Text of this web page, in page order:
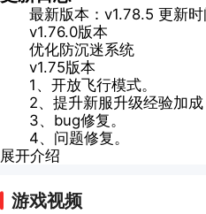
最新版本：v1.78.5 更新
v1.76.0版本
优化防沉迷系统
v1.75版本
1、开放飞行模式。
2、提升新服升级经验加成
3、bug修复。
4、问题修复。
展开介绍
游戏视频